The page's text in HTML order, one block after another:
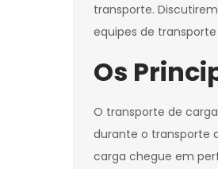
transporte.
equipes de
Os
O transporte de
durante o transporte
carga chegue em